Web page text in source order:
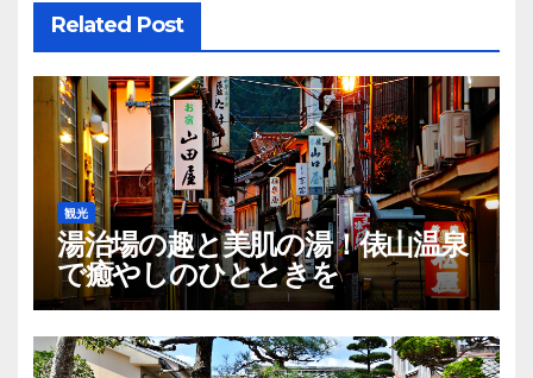
ゲ
ー
シ
ョ
ン
Related Post
観光
湯治場の趣と美肌の湯！俵山温泉
で癒やしのひとときを